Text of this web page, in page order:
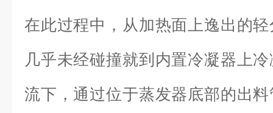
在此过程中，从加热面上逸出的
几乎未经碰撞就到内置冷凝器上
流下，通过位于蒸发器底部的出